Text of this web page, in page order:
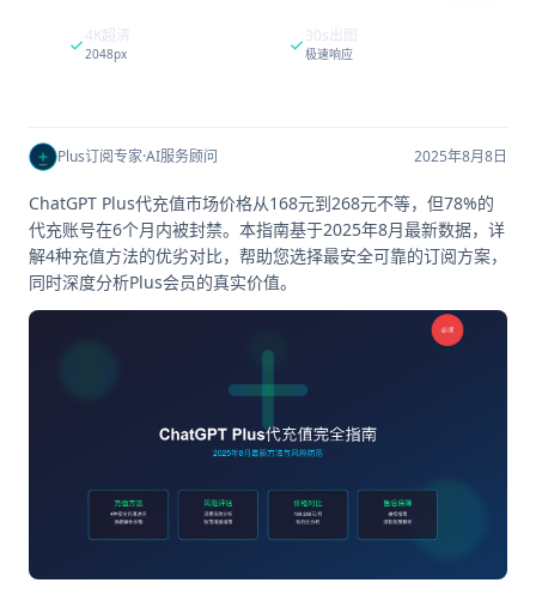
4K超清
2048px
30s出图
极速响应
Plus订阅专家·AI服务顾问 2025年8月8日
ChatGPT Plus代充值市场价格从168元到268元不等，但78%的
代充账号在6个月内被封禁。本指南基于2025年8月最新数据，详
解4种充值方法的优劣对比，帮助您选择最安全可靠的订阅方案，
同时深度分析Plus会员的真实价值。